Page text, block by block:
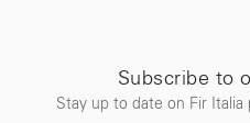
Subscribe to
Stay up to date on Fir